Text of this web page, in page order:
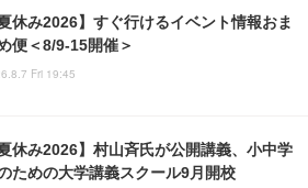
夏休み2026】すぐ行けるイベント情報おま
便＜8/9-15開催＞
Fri 19:45
夏休み2026】村山斉氏が公開講義、小中学
ための大学講義スクール9月開校